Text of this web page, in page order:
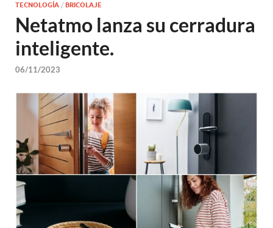
TECNOLOGÍA / BRICOLAJE
Netatmo lanza su cerradura
inteligente.
06/11/2023